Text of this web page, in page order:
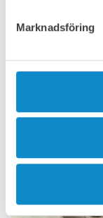
Marknadsföring